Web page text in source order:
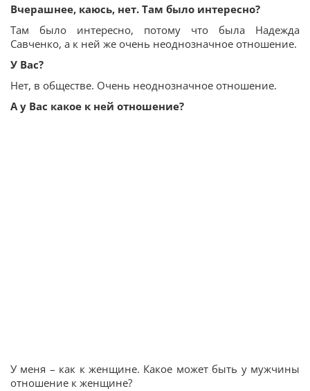
Вчерашнее, каюсь, нет. Там было интересно?
Там было интересно, потому что была Надежда
Савченко, а к ней же очень неоднозначное отношение.
У Вас?
Нет, в обществе. Очень неоднозначное отношение.
А у Вас какое к ней отношение?
У меня – как к женщине. Какое может быть у мужчины
отношение к женщине?